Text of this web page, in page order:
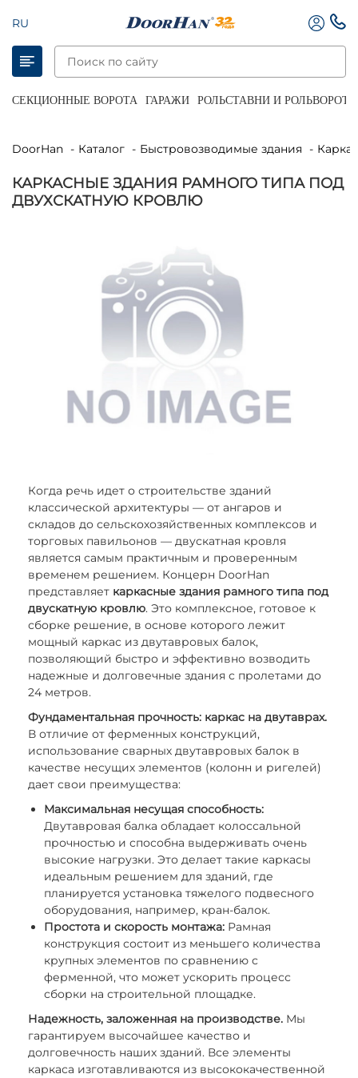
RU
СЕКЦИОННЫЕ ВОРОТА ГАРАЖИ РОЛЬСТАВНИ И РОЛЬВОРОТА
DoorHan Каталог Быстровозводимые здания
КАРКАСНЫЕ ЗДАНИЯ РАМНОГО ТИПА ПОД
ДВУХСКАТНУЮ КРОВЛЮ
Когда речь идет о строительстве зданий
классической архитектуры — от ангаров и
складов до сельскохозяйственных комплексов и
торговых павильонов — двускатная кровля
является самым практичным и проверенным
временем решением. Концерн DoorHan
представляет каркасные здания рамного типа под
двускатную кровлю. Это комплексное, готовое к
сборке решение, в основе которого лежит
мощный каркас из двутавровых балок,
позволяющий быстро и эффективно возводить
надежные и долговечные здания с пролетами до
24 метров.
Фундаментальная прочность: каркас на двутаврах.
В отличие от ферменных конструкций,
использование сварных двутавровых балок в
качестве несущих элементов (колонн и ригелей)
дает свои преимущества:
Максимальная несущая способность:
Двутавровая балка обладает колоссальной
прочностью и способна выдерживать очень
высокие нагрузки. Это делает такие каркасы
идеальным решением для зданий, где
планируется установка тяжелого подвесного
оборудования, например, кран-балок.
Простота и скорость монтажа: Рамная
конструкция состоит из меньшего количества
крупных элементов по сравнению с
ферменной, что может ускорить процесс
сборки на строительной площадке.
Надежность, заложенная на производстве. Мы
гарантируем высочайшее качество и
долговечность наших зданий. Все элементы
каркаса изготавливаются из высококачественной